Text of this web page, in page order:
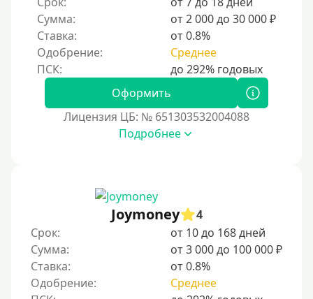
ответственное финансовое поведение поможет
восстановить доверие кредиторов.
Для погашения других кредитов
До зарплаты
Для бизнеса
По загранпаспорту
По военному билету
По водительскому удостоверению
По СНИЛСу
Сумма:
от 2 000 до 30 000 ₽
Ставка:
от 0.8%
Одобрение:
Среднее
Оформить
Лицензия ЦБ: № 651303532004088
Подробнее
Joymoney
4
Срок:
от 10 до 168 дней
Сумма:
от 3 000 до 100 000 ₽
Ставка:
от 0.8%
Одобрение:
Среднее